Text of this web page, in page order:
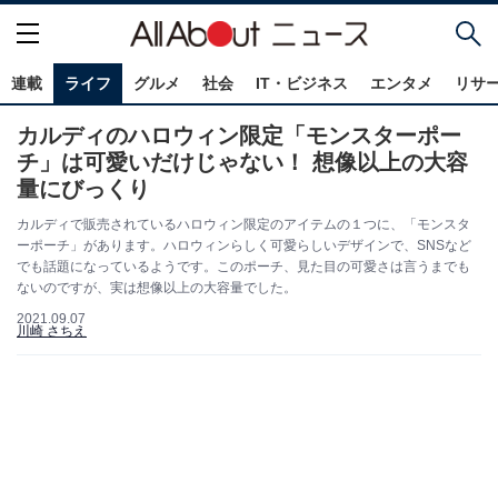
連載 ライフ グルメ 社会 IT・ビジネス エンタメ リサ
カルディのハロウィン限定「モンスターポー
チ」は可愛いだけじゃない！ 想像以上の大容
量にびっくり
カルディで販売されているハロウィン限定のアイテムの１つに、「モンスタ
ーポーチ」があります。ハロウィンらしく可愛らしいデザインで、SNSなど
でも話題になっているようです。このポーチ、見た目の可愛さは言うまでも
ないのですが、実は想像以上の大容量でした。
2021.09.07
川崎 さちえ